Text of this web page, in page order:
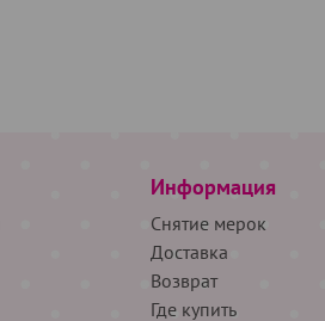
Информация
Снятие мерок
Доставка
Возврат
Где купить